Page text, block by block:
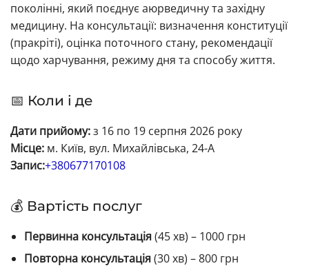
поколінні, який поєднує аюрведичну та західну
медицину. На консультації: визначення конституції
(пракріті), оцінка поточного стану, рекомендації
щодо харчування, режиму дня та способу життя.
📅 Коли і де
Дати прийому:з 16 по 19 серпня 2026 року
Місце: м. Київ, вул. Михайлівська, 24-А
Запис:+380677170108
💰 Вартість послуг
Первинна консультація(45 хв) – 1000 грн
Повторна консультація(30 хв) – 800 грн